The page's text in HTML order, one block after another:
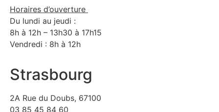
Horaires d’ouverture
Du lundi au jeudi :
8h à 12h – 13h30 à 17h15
Vendredi : 8h à 12h
Strasbourg
2A Rue du Doubs, 67100
03 85 45 84 60